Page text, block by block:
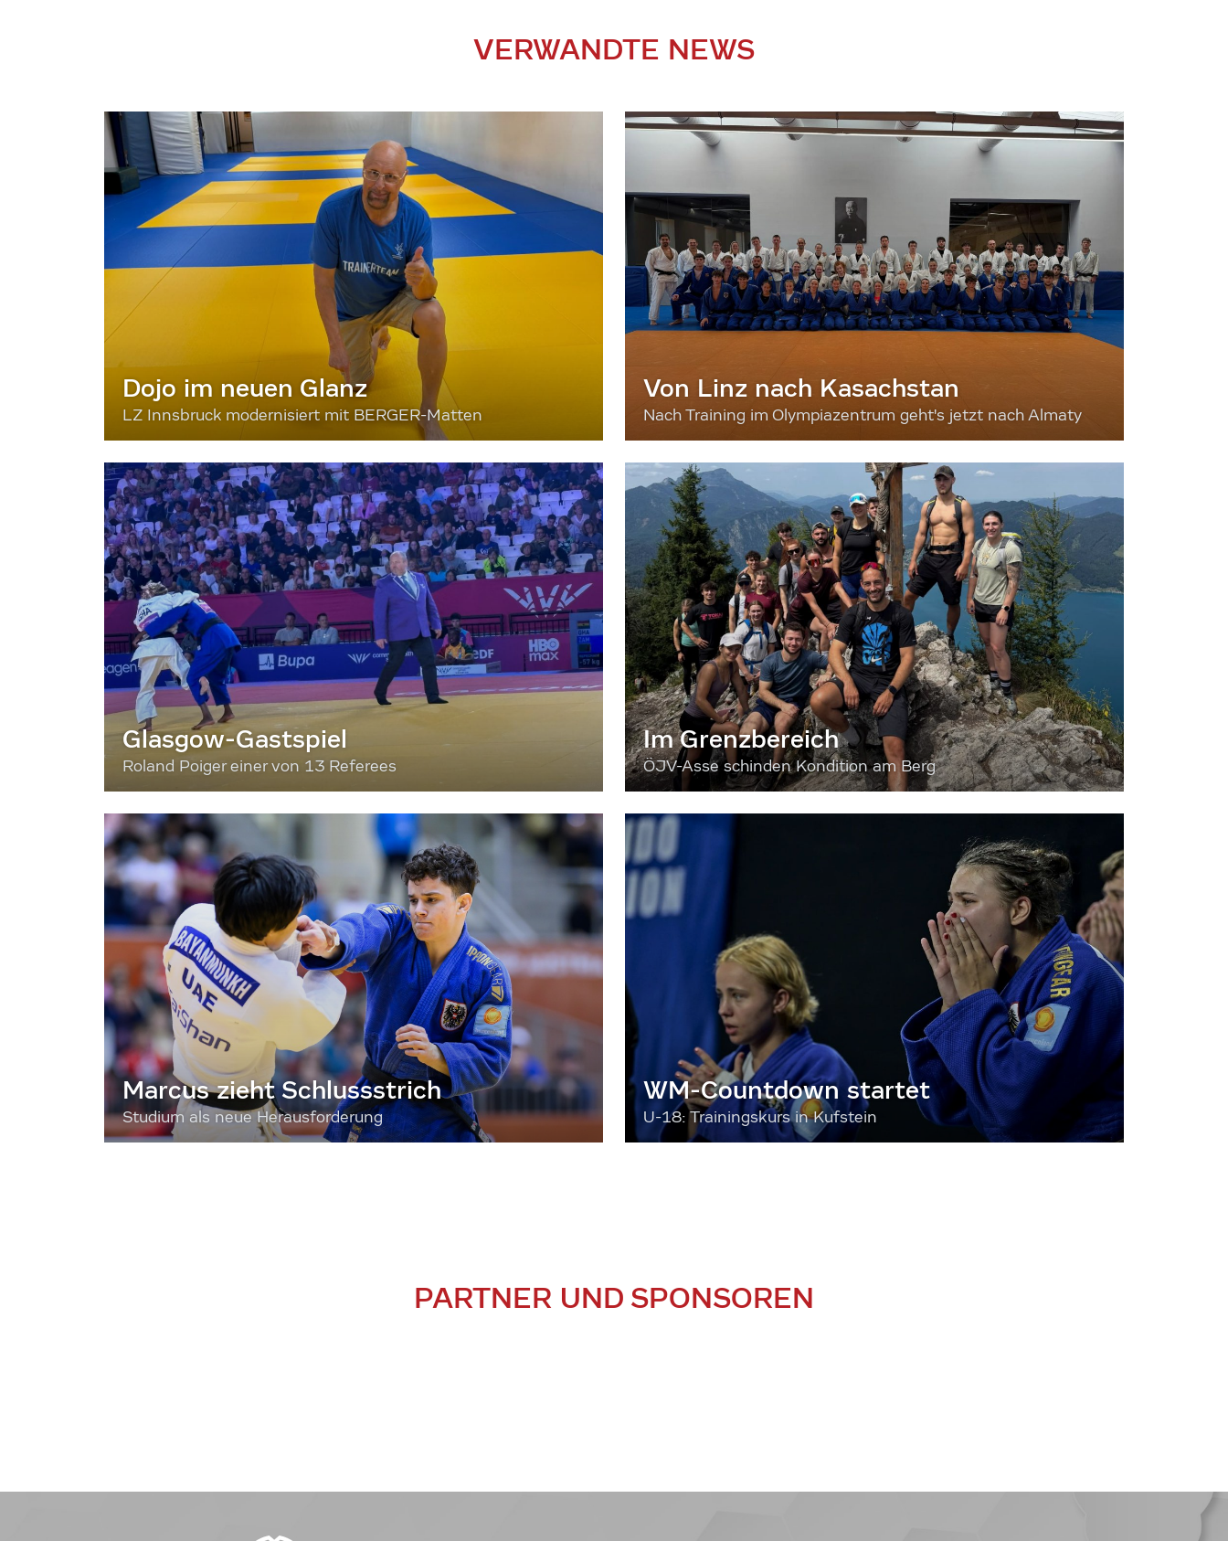
VERWANDTE NEWS
Dojo im neuen Glanz
LZ Innsbruck modernisiert mit BERGER-Matten
Von Linz nach Kasachstan
Nach Training im Olympiazentrum geht's jetzt nach Almaty
Glasgow-Gastspiel
Roland Poiger einer von 13 Referees
Im Grenzbereich
ÖJV-Asse schinden Kondition am Berg
Marcus zieht Schlussstrich
Studium als neue Herausforderung
WM-Countdown startet
U-18: Trainingskurs in Kufstein
PARTNER UND SPONSOREN